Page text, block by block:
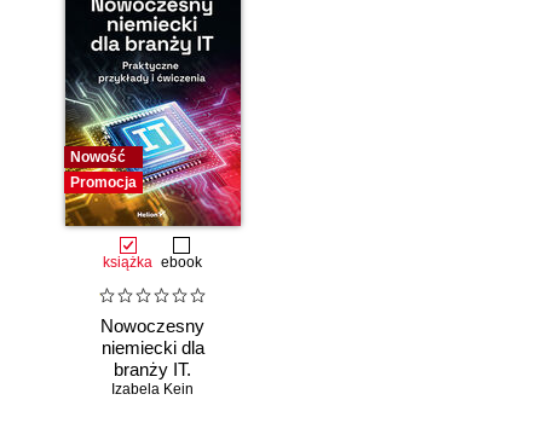
Nowość
Promocja
książka ebook
Nowoczesny
niemiecki dla
branży IT.
Praktyczne
Izabela Kein